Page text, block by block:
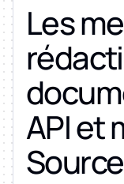
Les
API et
Source